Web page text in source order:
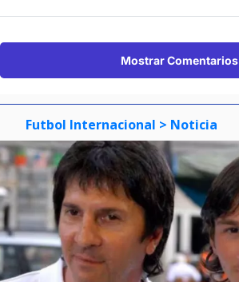
Mostrar Comentarios
Futbol Internacional > Noticia